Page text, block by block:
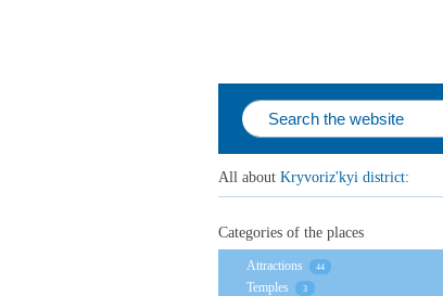
All about Kryvoriz'kyi district:
Categories of the places
Attractions 44
Temples 3